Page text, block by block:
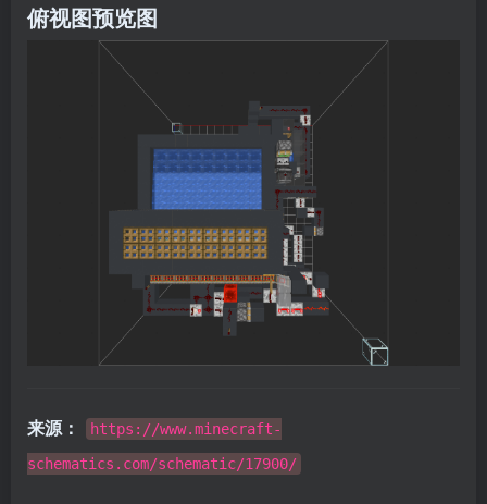
俯视图预览图
来源：
https://www.minecraft-
schematics.com/schematic/17900/